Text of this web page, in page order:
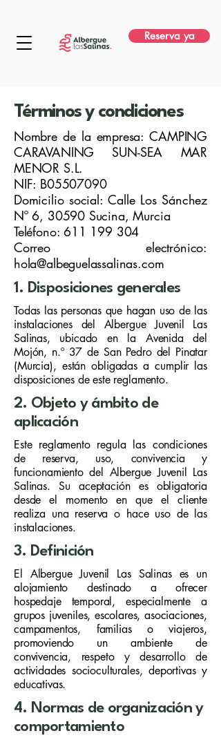
Reserva ya
Términos y condiciones
Nombre de la empresa: CAMPING
CARAVANING SUN-SEA MAR
MENOR S.L.
NIF: B05507090
Domicilio social: Calle Los Sánchez
Nº 6, 30590 Sucina, Murcia
Teléfono: 611 199 304
Correo electrónico:
hola@albeguelassalinas.com
1. Disposiciones generales
Todas las personas que hagan uso de las
instalaciones del Albergue Juvenil Las
Salinas, ubicado en la Avenida del
Mojón, n.º 37 de San Pedro del Pinatar
(Murcia), están obligadas a cumplir las
disposiciones de este reglamento.
2. Objeto y ámbito de
aplicación
Este reglamento regula las condiciones
de reserva, uso, convivencia y
funcionamiento del Albergue Juvenil Las
Salinas. Su aceptación es obligatoria
desde el momento en que el cliente
realiza una reserva o hace uso de las
instalaciones.
3. Definición
El Albergue Juvenil Las Salinas es un
alojamiento destinado a ofrecer
hospedaje temporal, especialmente a
grupos juveniles, escolares, asociaciones,
campamentos, familias o viajeros,
promoviendo un ambiente de
convivencia, respeto y desarrollo de
actividades socioculturales, deportivas y
educativas.
4. Normas de organización y
comportamiento